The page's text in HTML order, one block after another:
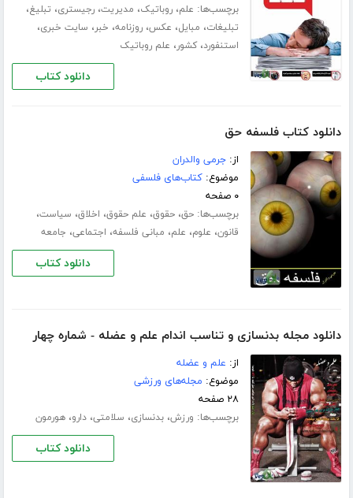
برچسب‌ها: علم،روباتیک، مدیریت،رجیستری، تبلیغ،
تبلیغات، مبایل، عکس،روزنامه، خبر، سایت خبری،
استنفورد،کشور، علم روباتیک
دانلود کتاب
دانلود کتاب فلسفه حق
از:جرمی والدران
موضوع:کتاب‌های فلسفی
۰ صفحه
برچسب‌ها:حق،حقوق، علم حقوق، اخلاق، سیاست،
قانون، علوم، علم، مبانی فلسفه، اجتماعی، جامعه
دانلود کتاب
دانلود مجله بدنسازی و تناسب اندام علم و عضله - شماره چهار
از: علم و عضله
موضوع: مجله‌های ورزشی
۲۸ صفحه
برچسب‌ها: ورزش،بدنسازی، سلامتی،دارو،هورمون
دانلود کتاب